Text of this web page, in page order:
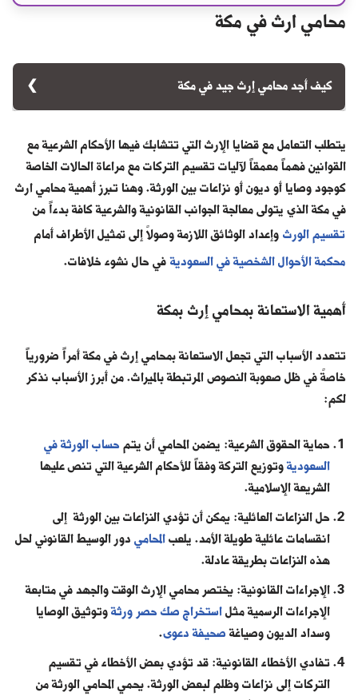
محامي ارث في مكة
كيف أجد محامي إرث جيد في مكة
المحامين الممارسين) في منصة ناجز. لكن لكي تتأكد من توكيل
محامي إرث معتمد وشاطر في مكة عليك التوجه لفرع منارة القوانين
السعودية للمحاماة والاستشارات القانونية في المدينة. وبذلك
ستحصل على فرصة للتعاون مع أمهر المحامين والمستشارين
المتخصصين في قضايا الإرث.
يتطلب التعامل مع قضايا الإرث التي تتشابك فيها الأحكام الشرعية مع
القوانين فهماً معمقاً لآليات تقسيم التركات مع مراعاة الحالات الخاصة
كوجود وصايا أو ديون أو نزاعات بين الورثة. وهنا تبرز أهمية محامي ارث
في مكة الذي يتولى معالجة الجوانب القانونية والشرعية كافة بدءاً من
تقسيم الورثوإعداد الوثائق اللازمة وصولاً إلى تمثيل الأطراف أمام
محكمة الأحوال الشخصية في السعوديةفي حال نشوء خلافات.
أهمية الاستعانة بمحامي إرث بمكة
تتعدد الأسباب التي تجعل الاستعانة بمحامي إرث في مكة أمراً ضرورياً
خاصةً في ظل صعوبة النصوص المرتبطة بالميراث. من أبرز الأسباب نذكر
لكم:
حماية الحقوق الشرعية: يضمن المحامي أن يتمحساب الورثة في
السعوديةوتوزيع التركة وفقاً للأحكام الشرعية التي تنص عليها
الشريعة الإسلامية.
حل النزاعات العائلية: يمكن أن تؤدي النزاعات بين الورثة إلى
انقسامات عائلية طويلة الأمد. يلعبالمحاميدور الوسيط القانوني لحل
هذه النزاعات بطريقة عادلة.
الإجراءات القانونية: يختصر محامي الإرث الوقت والجهد في متابعة
الإجراءات الرسمية مثلاستخراج صك حصر ورثةوتوثيق الوصايا
وسداد الديون وصياغةصحيفة دعوى.
تفادي الأخطاء القانونية: قد تؤدي بعض الأخطاء في تقسيم
التركات إلى نزاعات وظلم لبعض الورثة. يحمي المحامي الورثة من